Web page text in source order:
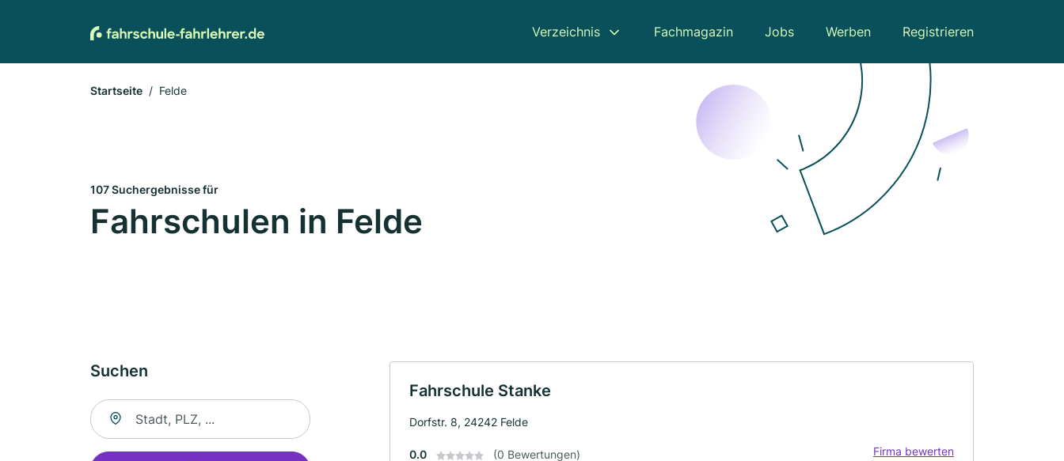
Verzeichnis Fachmagazin Jobs Werben Registrieren
Startseite Felde
107 Suchergebnisse für
Fahrschulen in Felde
Suchen
Suche nach Ort
Fahrschule Stanke
Dorfstr. 8, 24242 Felde
0.0 (0 Bewertungen) Firma bewerten